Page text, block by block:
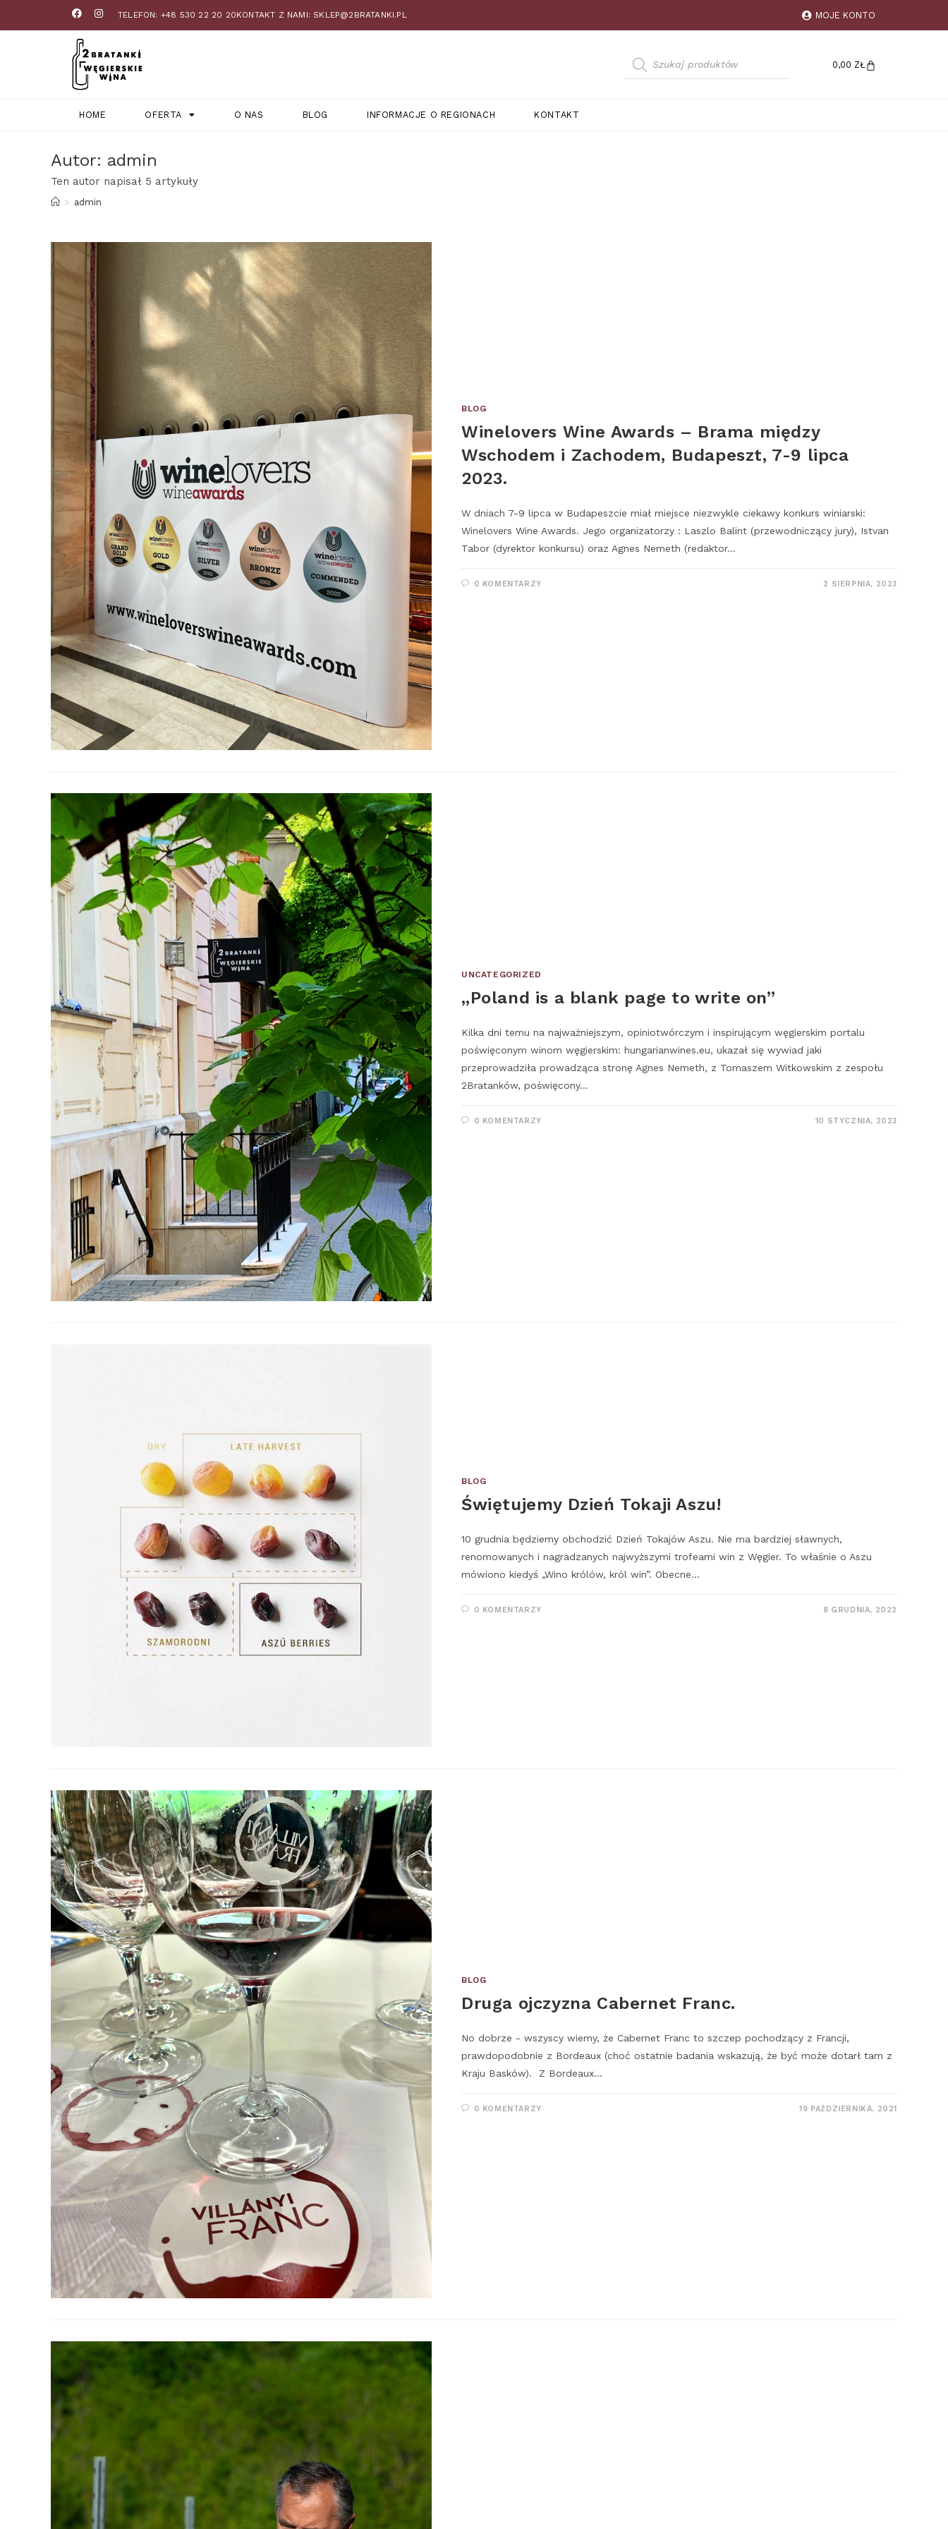
TELEFON: +48 530 22 20 20KONTAKT Z NAMI: SKLEP@2BRATANKI.PL MOJE KONTO
0,00 ZŁ
HOME OFERTA O NAS BLOG INFORMACJE O REGIONACH KONTAKT
Autor: admin
Ten autor napisał 5 artykuły
> admin
BLOG
Winelovers Wine Awards – Brama między
Wschodem i Zachodem, Budapeszt, 7-9 lipca
2023.
W dniach 7-9 lipca w Budapeszcie miał miejsce niezwykle ciekawy konkurs winiarski:
Winelovers Wine Awards. Jego organizatorzy : Laszlo Balint (przewodniczący jury), Istvan
Tabor (dyrektor konkursu) oraz Agnes Nemeth (redaktor…
0 KOMENTARZY 2 SIERPNIA, 2023
UNCATEGORIZED
„Poland is a blank page to write on”
Kilka dni temu na najważniejszym, opiniotwórczym i inspirującym węgierskim portalu
poświęconym winom węgierskim: hungarianwines.eu, ukazał się wywiad jaki
przeprowadziła prowadząca stronę Agnes Nemeth, z Tomaszem Witkowskim z zespołu
2Bratanków, poświęcony…
0 KOMENTARZY 10 STYCZNIA, 2023
BLOG
Świętujemy Dzień Tokaji Aszu!
10 grudnia będziemy obchodzić Dzień Tokajów Aszu. Nie ma bardziej sławnych,
renomowanych i nagradzanych najwyższymi trofeami win z Węgier. To właśnie o Aszu
mówiono kiedyś „Wino królów, król win”. Obecne…
0 KOMENTARZY 8 GRUDNIA, 2022
BLOG
Druga ojczyzna Cabernet Franc.
No dobrze - wszyscy wiemy, że Cabernet Franc to szczep pochodzący z Francji,
prawdopodobnie z Bordeaux (choć ostatnie badania wskazują, że być może dotarł tam z
Kraju Basków). Z Bordeaux…
0 KOMENTARZY 19 PAŹDZIERNIKA, 2021